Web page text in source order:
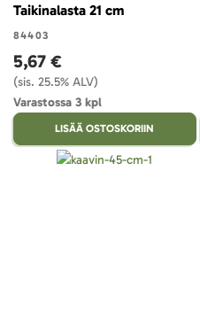
Taikinalasta 21 cm
84403
5,67 €
(sis. 25.5% ALV)
Varastossa 3 kpl
LISÄÄ OSTOSKORIIN